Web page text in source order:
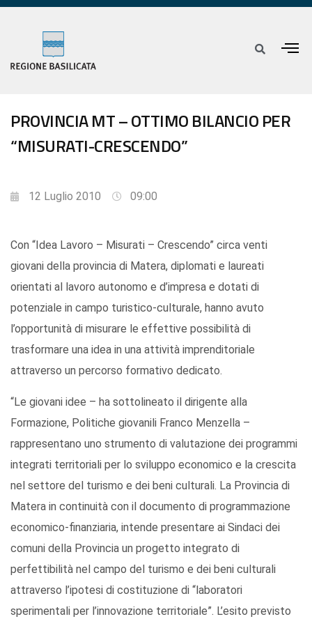
PROVINCIA MT – OTTIMO BILANCIO PER
“MISURATI-CRESCENDO”
12 Luglio 2010 09:00
Con “Idea Lavoro – Misurati – Crescendo” circa venti
giovani della provincia di Matera, diplomati e laureati
orientati al lavoro autonomo e d’impresa e dotati di
potenziale in campo turistico-culturale, hanno avuto
l’opportunità di misurare le effettive possibilità di
trasformare una idea in una attività imprenditoriale
attraverso un percorso formativo dedicato.
“Le giovani idee – ha sottolineato il dirigente alla
Formazione, Politiche giovanili Franco Menzella –
rappresentano uno strumento di valutazione dei programmi
integrati territoriali per lo sviluppo economico e la crescita
nel settore del turismo e dei beni culturali. La Provincia di
Matera in continuità con il documento di programmazione
economico-finanziaria, intende presentare ai Sindaci dei
comuni della Provincia un progetto integrato di
perfettibilità nel campo del turismo e dei beni culturali
attraverso l’ipotesi di costituzione di “laboratori
sperimentali per l’innovazione territoriale”. L’esito previsto